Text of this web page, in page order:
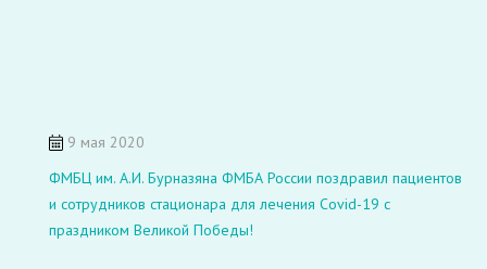
9 мая 2020
ФМБЦ им. А.И. Бурназяна ФМБА России поздравил пациентов
и сотрудников стационара для лечения Covid-19 с
праздником Великой Победы!